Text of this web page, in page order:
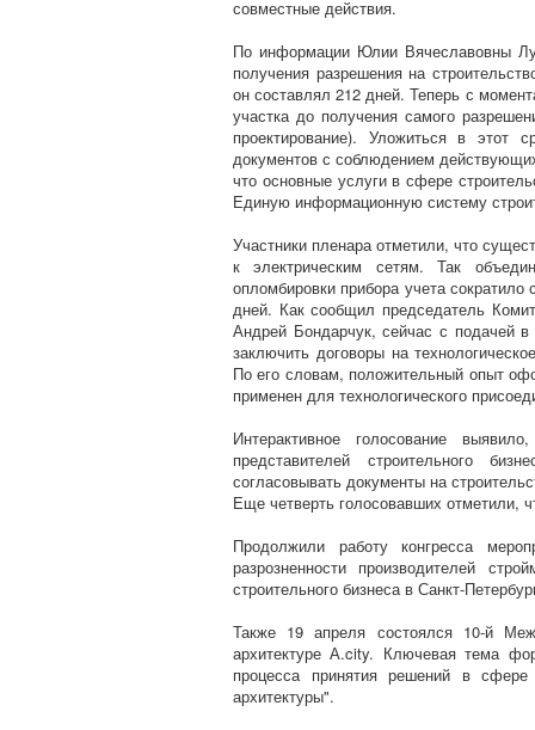
совместные действия.
По информации Юлии Вячеславовны
получения разрешения на
он составлял 212 дней. Теперь с
участка до получения самого
проектирование). Уложиться в этот
документов с соблюдением
что основные услуги в сфере
Единую информационную систему
Участники пленара отметили, что
к электрическим сетям. Так
опломбировки прибора учета сократило
дней. Как сообщил председатель
Андрей Бондарчук, сейчас с подачей
заключить договоры на
По его словам, положительный опыт
применен для технологического
Интерактивное голосование
представителей строительного
согласовывать документы на
Еще четверть голосовавших отметили,
Продолжили работу конгресса
разрозненности производителей
строительного бизнеса в Санкт-
Также 19 апреля состоялся 10-й
архитектуре А.city. Ключевая тема
процесса принятия решений в
архитектуры".